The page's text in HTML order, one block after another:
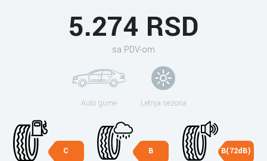
5.274 RSD
sa PDV-om
Auto gume Letnja sezona
C B B(72dB)